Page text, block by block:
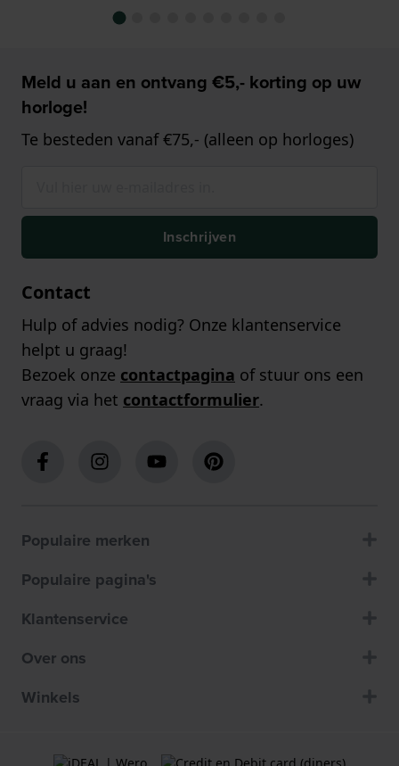
Meld u aan en ontvang €5,- korting op uw
horloge!
Te besteden vanaf €75,- (alleen op horloges)
Inschrijven
Contact
Hulp of advies nodig? Onze klantenservice
helpt u graag!
Bezoek onze contactpagina of stuur ons een
vraag via het contactformulier.
Populaire merken
Populaire pagina's
Klantenservice
Over ons
Winkels